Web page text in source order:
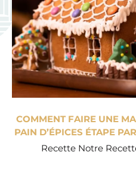
COMMENT FAIRE UNE
PAIN D’ÉPICES ÉTAPE
Recette Notre